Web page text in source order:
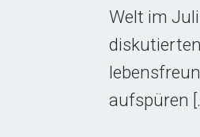
Welt im
aufspüren